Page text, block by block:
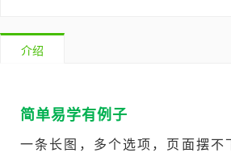
介绍
简单易学有例子
一条长图，多个选项，页面摆不